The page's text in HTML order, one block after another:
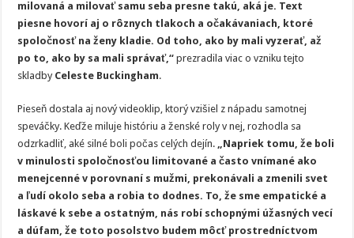
milovaná a milovať samu seba presne takú, aká je. Text
piesne hovorí aj o rôznych tlakoch a očakávaniach, ktoré
spoločnosť na ženy kladie. Od toho, ako by mali vyzerať, až
po to, ako by sa mali správať,“prezradila viac o vzniku tejto
skladby Celeste Buckingham.
Pieseň dostala aj nový videoklip, ktorý vzišiel z nápadu samotnej
speváčky. Keďže miluje históriu a ženské roly v nej, rozhodla sa
odzrkadliť, aké silné boli počas celých dejín. „Napriek tomu, že boli
v minulosti spoločnosťou limitované a často vnímané ako
menejcenné v porovnaní s mužmi, prekonávali a zmenili svet
a ľudí okolo seba a robia to dodnes. To, že sme empatické a
láskavé k sebe a ostatným, nás robí schopnými úžasných vecí
a dúfam, že toto posolstvo budem môcť prostredníctvom